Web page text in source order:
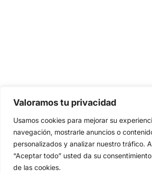
Valoramos tu privacidad
Usamos cookies para mejorar su
navegación, mostrarle anuncios o
personalizados y analizar nuestro tráfico.
“Aceptar todo” usted da su
de las cookies.